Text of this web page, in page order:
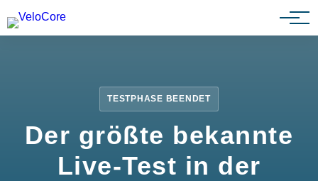
Partnerprogramm
TESTPHASE BEENDET
Der größte bekannte
Live-Test in der